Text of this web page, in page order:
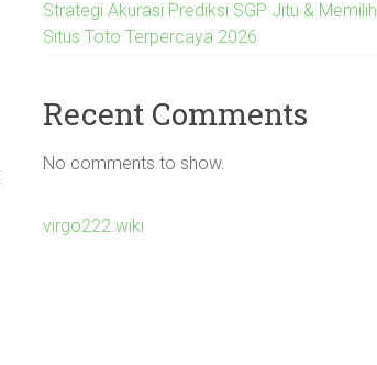
Strategi Akurasi Prediksi SGP Jitu & Memilih
Situs Toto Terpercaya 2026
Recent Comments
No comments to show.
virgo222.wiki